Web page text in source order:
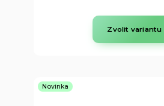
Zvolit variantu
Novinka